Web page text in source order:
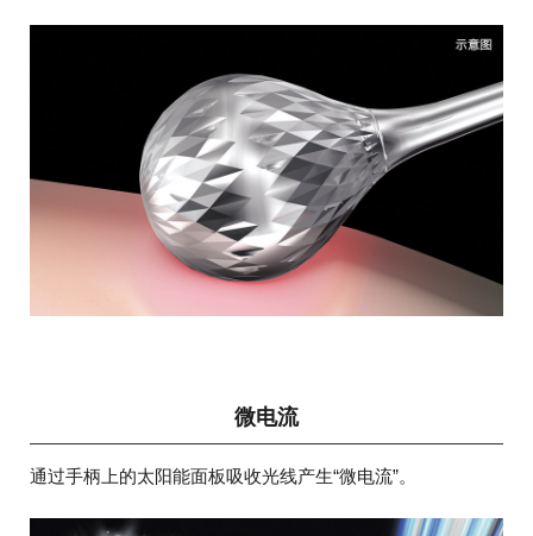
微电流
通过手柄上的太阳能面板吸收光线产生“微电流”。